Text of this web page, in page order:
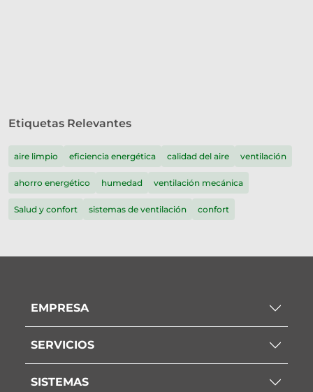
Etiquetas Relevantes
aire limpio eficiencia energética calidad del aire ventilación
ahorro energético humedad ventilación mecánica
Salud y confort sistemas de ventilación confort
EMPRESA
SERVICIOS
SISTEMAS